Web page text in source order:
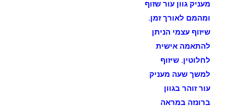
מעניק גוון עור שזוף
ומהמם לאורך זמן.
שיזוף עצמי הניתן
להתאמה אישית
לחלוטין. שיזוף
למשך שעה מעניק
עור זוהר בגוון
ברונזה במראה